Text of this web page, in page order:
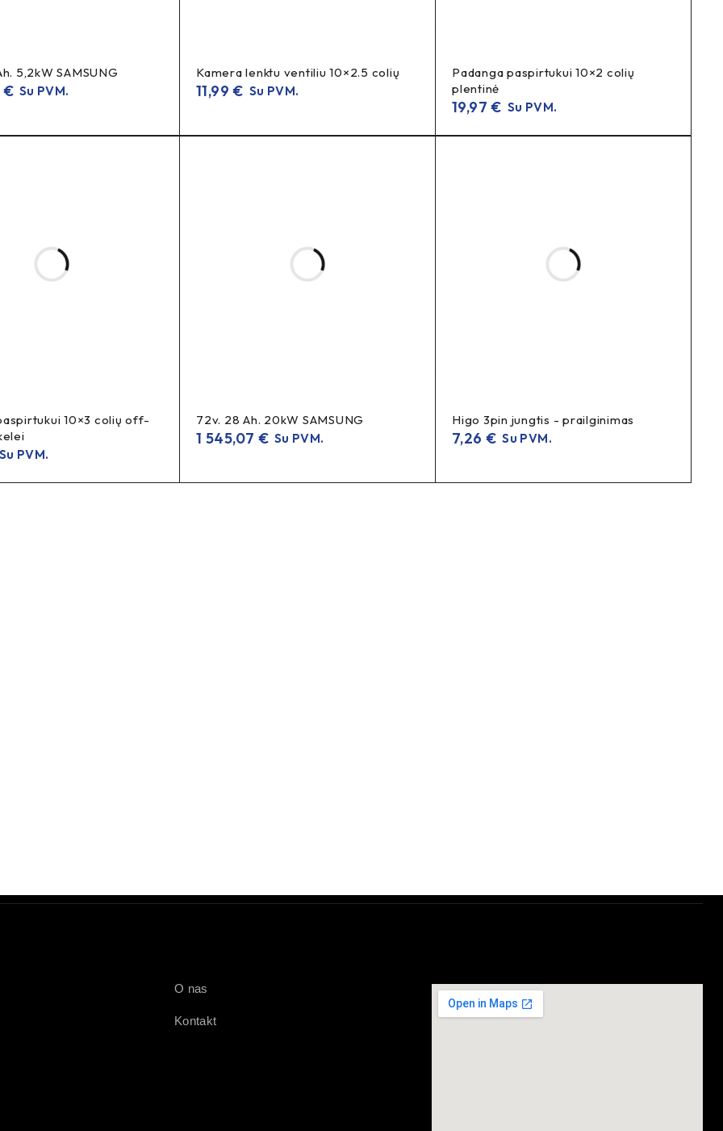
ratui.
5,2kW SAMSUNG
€ Su PVM.
Kamera lenktu ventiliu 10×2.5 colių
11,99€ Su PVM.
Padanga paspirtukui 10×2 colių
plentinė
19,97€ Su PVM.
10×3 colių off-
Su PVM.
72v. 28 Ah. 20kW SAMSUNG
1 545,07 € Su PVM.
Higo 3pin jungtis - prailginimas
7,26 € Su PVM.
O nas
Kontakt